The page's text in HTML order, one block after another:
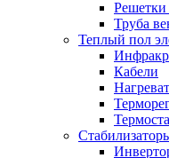
Труба
Теплый пол
Кабели